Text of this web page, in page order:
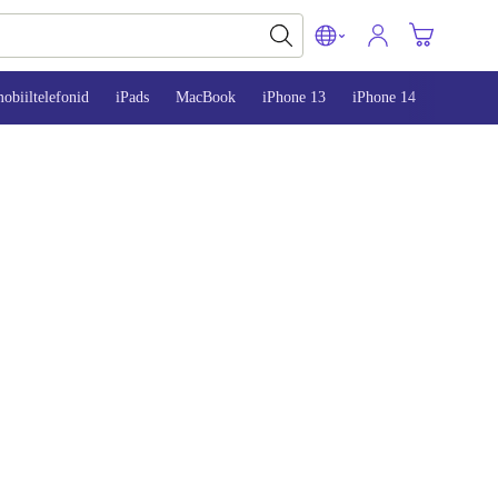
iPads MacBook iPhone 13 iPhone 14